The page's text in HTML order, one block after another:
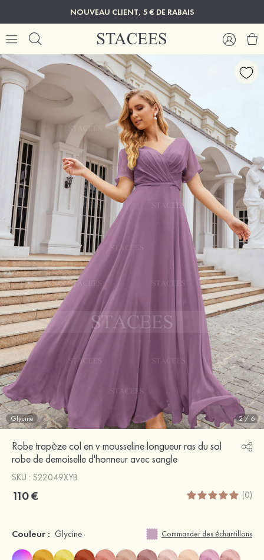
NOUVEAU CLIENT, 5 € DE RABAIS
Glycine 2/6
Robe trapèze col en v mousseline longueur ras du sol
robe de demoiselle d'honneur avec sangle
SKU : S22049XYB
110 € (0)
Couleur : Glycine Commander des échantillons